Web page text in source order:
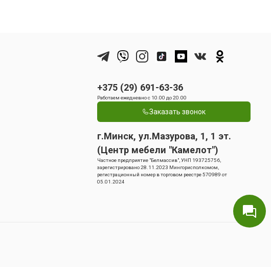
+375 (29) 691-63-36
Работаем ежедневно с 10.00 до 20.00
Заказать звонок
г.Минск, ул.Мазурова, 1, 1 эт.
(Центр мебели "Камелот")
Частное предприятие "Белмассив", УНП 193725756,
зарегистрировано 28.11.2023 Мингорисполкомом,
регистрационный номер в торговом реестре 570989 от
05.01.2024